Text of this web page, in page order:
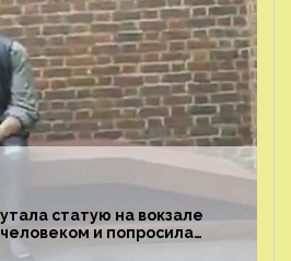
статую на вокзале
и попросила